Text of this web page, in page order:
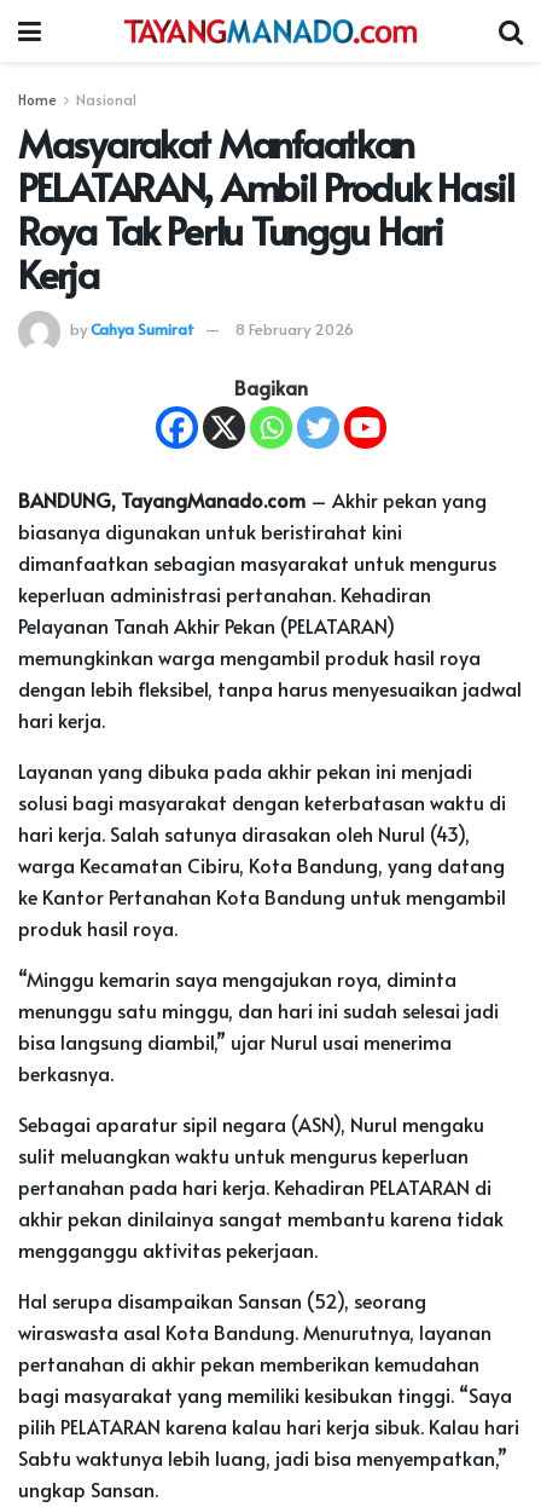
Home Nasional
Masyarakat Manfaatkan
PELATARAN, Ambil Produk Hasil
Roya Tak Perlu Tunggu Hari
Kerja
byCahya Sumirat 8 February 2026
Bagikan
BANDUNG, TayangManado.com – Akhir pekan yang
biasanya digunakan untuk beristirahat kini
dimanfaatkan sebagian masyarakat untuk mengurus
keperluan administrasi pertanahan. Kehadiran
Pelayanan Tanah Akhir Pekan (PELATARAN)
memungkinkan warga mengambil produk hasil roya
dengan lebih fleksibel, tanpa harus menyesuaikan jadwal
hari kerja.
Layanan yang dibuka pada akhir pekan ini menjadi
solusi bagi masyarakat dengan keterbatasan waktu di
hari kerja. Salah satunya dirasakan oleh Nurul (43),
warga Kecamatan Cibiru, Kota Bandung, yang datang
ke Kantor Pertanahan Kota Bandung untuk mengambil
produk hasil roya.
“Minggu kemarin saya mengajukan roya, diminta
menunggu satu minggu, dan hari ini sudah selesai jadi
bisa langsung diambil,” ujar Nurul usai menerima
berkasnya.
Sebagai aparatur sipil negara (ASN), Nurul mengaku
sulit meluangkan waktu untuk mengurus keperluan
pertanahan pada hari kerja. Kehadiran PELATARAN di
akhir pekan dinilainya sangat membantu karena tidak
mengganggu aktivitas pekerjaan.
Hal serupa disampaikan Sansan (52), seorang
wiraswasta asal Kota Bandung. Menurutnya, layanan
pertanahan di akhir pekan memberikan kemudahan
bagi masyarakat yang memiliki kesibukan tinggi. “Saya
pilih PELATARAN karena kalau hari kerja sibuk. Kalau hari
Sabtu waktunya lebih luang, jadi bisa menyempatkan,”
ungkap Sansan.